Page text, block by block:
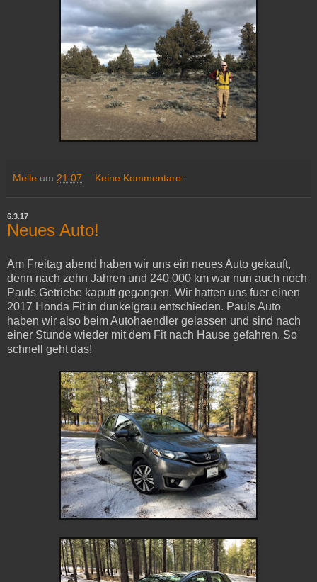
Melle um 21:07 Keine Kommentare:
6.3.17
Neues Auto!
Am Freitag abend haben wir uns ein neues Auto gekauft,
denn nach zehn Jahren und 240.000 km war nun auch noch
Pauls Getriebe kaputt gegangen. Wir hatten uns fuer einen
2017 Honda Fit in dunkelgrau entschieden. Pauls Auto
haben wir also beim Autohaendler gelassen und sind nach
einer Stunde wieder mit dem Fit nach Hause gefahren. So
schnell geht das!